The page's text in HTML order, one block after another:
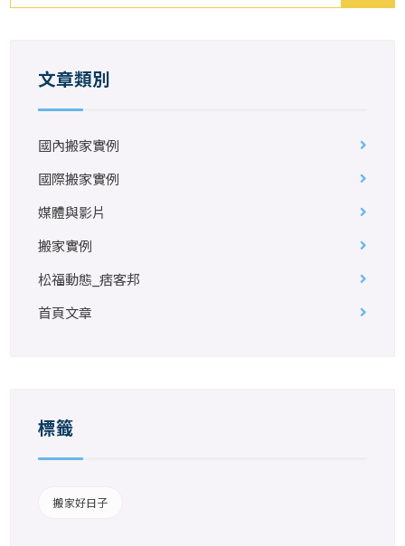
文章類別
國內搬家實例
國際搬家實例
媒體與影片
搬家實例
松福動態_痞客邦
首頁文章
標籤
搬家好日子